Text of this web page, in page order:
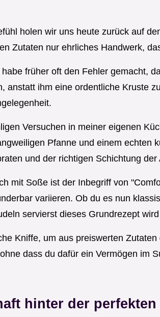
holen wir uns heute zurück auf
Zutaten nur ehrliches Handwerk,
früher oft den Fehler gemacht,
anstatt ihm eine ordentliche Kruste
Versuchen in meiner eigenen
Pfanne und einem echten
und der richtigen Schichtung der
mit Soße ist der Inbegriff von
variieren. Ob du es nun
servierst dieses Grundrezept
Kniffe, um aus preiswerten
dass du dafür ein Vermögen im
hinter der